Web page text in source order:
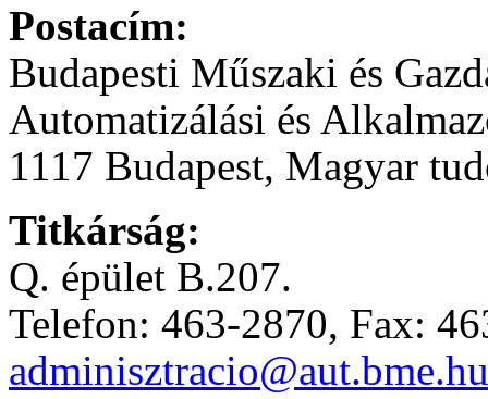
Postacím:
Budapesti Műszaki és
Automatizálási és
1117 Budapest, Magyar
Titkárság:
Q. épület B.207.
Telefon: 463-2870, Fax:
adminisztracio@aut.bme.hu